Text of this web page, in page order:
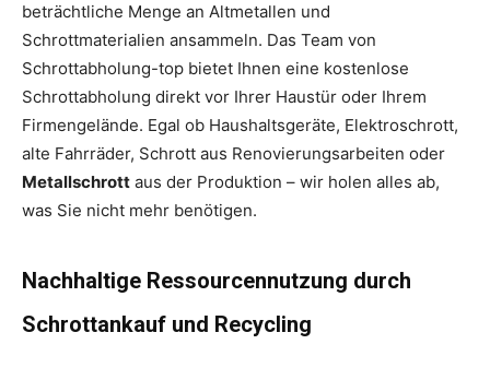
beträchtliche Menge an Altmetallen und
Schrottmaterialien ansammeln. Das Team von
Schrottabholung-top bietet Ihnen eine kostenlose
Schrottabholung direkt vor Ihrer Haustür oder Ihrem
Firmengelände. Egal ob Haushaltsgeräte, Elektroschrott,
alte Fahrräder, Schrott aus Renovierungsarbeiten oder
Metallschrott aus der Produktion – wir holen alles ab,
was Sie nicht mehr benötigen.
Nachhaltige Ressourcennutzung durch
Schrottankauf und Recycling